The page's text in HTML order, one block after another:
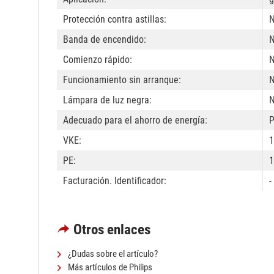
Protección contra astillas:
Banda de encendido:
Comienzo rápido:
Funcionamiento sin arranque:
Lámpara de luz negra:
Adecuado para el ahorro de energía:
VKE:
1
PE:
1
Facturación. Identificador:
-
Otros enlaces
¿Dudas sobre el artículo?
Más artículos de Philips